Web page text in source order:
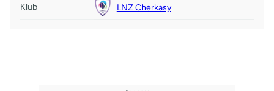
Klub LNZ Cherkasy